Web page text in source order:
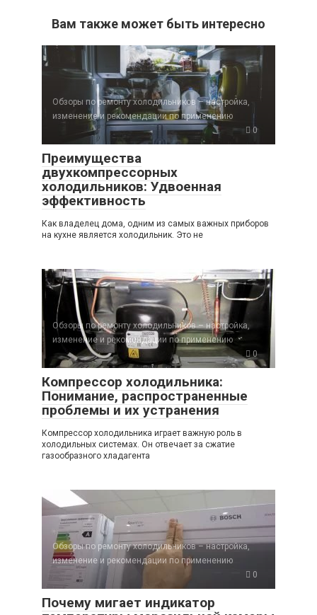
Вам также может быть интересно
Обзоры по ремонту холодильников – настройка,
изменение и рекомендации по применению
0
Преимущества
двухкомпрессорных
холодильников: Удвоенная
эффективность
Как владелец дома, одним из самых важных приборов
на кухне является холодильник. Это не
Обзоры по ремонту холодильников – настройка,
изменение и рекомендации по применению
0
Компрессор холодильника:
Понимание, распространенные
проблемы и их устранения
Компрессор холодильника играет важную роль в
холодильных системах. Он отвечает за сжатие
газообразного хладагента
Обзоры по ремонту холодильников – настройка,
изменение и рекомендации по применению
0
Почему мигает индикатор